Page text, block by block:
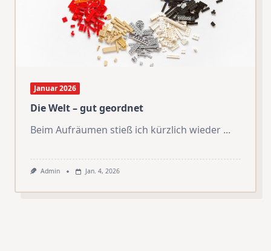
Januar 2026
Die Welt – gut geordnet
Beim Aufräumen stieß ich kürzlich wieder ...
Admin Jan. 4, 2026